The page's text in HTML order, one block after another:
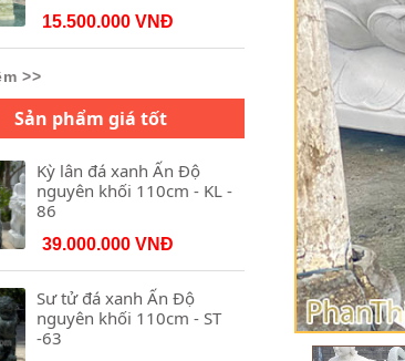
15.500.000 VNĐ
>>
Sản phẩm giá tốt
Kỳ lân đá xanh Ấn Độ
nguyên khối 110cm - KL -
86
39.000.000 VNĐ
Sư tử đá xanh Ấn Độ
nguyên khối 110cm - ST
-63